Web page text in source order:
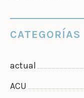
CATEGORÍAS
actual
ACU